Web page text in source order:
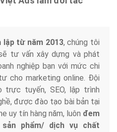
từ năm 2013, chúng tôi
tư vấn xây dựng và phát
nghiệp bạn với mức chi
cho marketing online. Đội
trực tuyến, SEO, lập trình
được đào tạo bài bản tại
uy tín hàng năm, luôn đem
phẩm/ dịch vụ chất